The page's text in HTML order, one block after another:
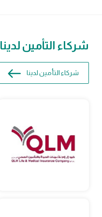
شركاء التأمين لدينا
شركاء التأمين لدينا